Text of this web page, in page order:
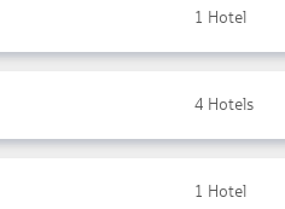
1 Hotel
4 Hotels
1 Hotel